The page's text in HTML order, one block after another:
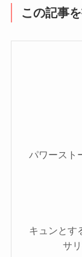
この記事
パワースト
キュンとす
サ